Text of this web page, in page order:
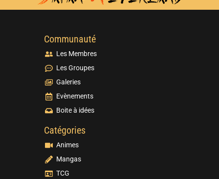
Communauté
Les Membres
Les Groupes
Galeries
Evènements
Boite à idées
Catégories
Animes
Mangas
TCG